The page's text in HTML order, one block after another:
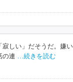
しい」だそうだ。嫌
の連 …続きを読む